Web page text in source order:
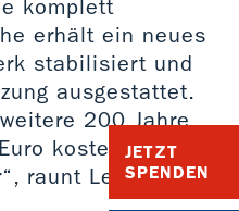
JETZT
SPENDEN
komplett
erhält ein neues
stabilisiert und
ausgestattet.
200 Jahre
kostet die
raunt Leo.